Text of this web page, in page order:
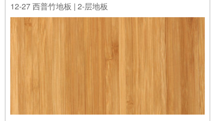
12-27西普竹地板 | 2-层地板